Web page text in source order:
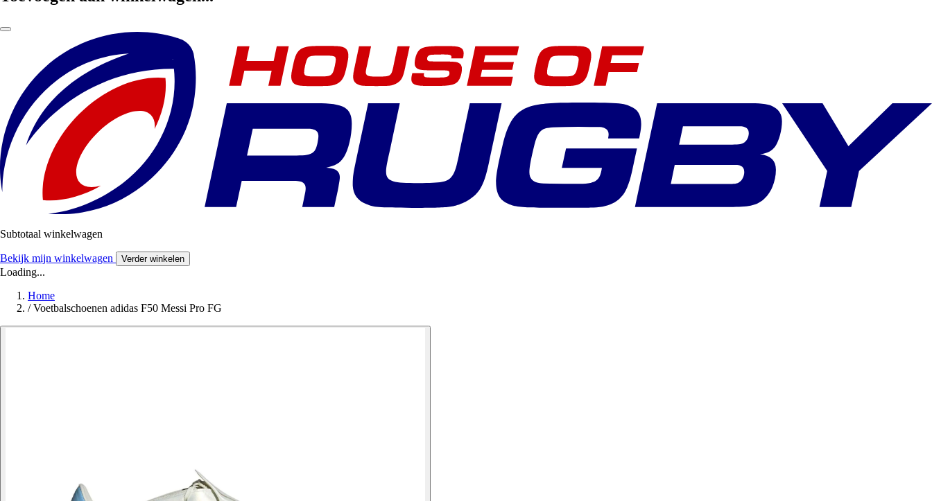
Subtotaal winkelwagen
Bekijk mijn winkelwagen Verder winkelen
Loading...
Home
/ Voetbalschoenen adidas F50 Messi Pro FG